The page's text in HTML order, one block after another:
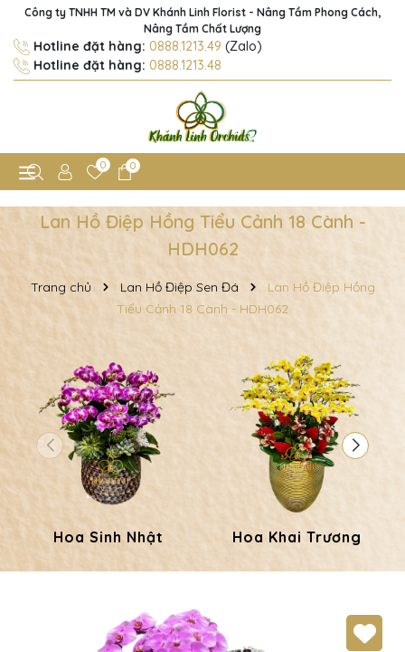
Công ty TNHH TM và DV Khánh Linh Florist - Nâng Tầm Phong Cách,
Nâng Tầm Chất Lượng
Hotline đặt hàng: 0888.1213.49 (Zalo)
Hotline đặt hàng: 0888.1213.48
0 0
Lan Hồ Điệp Hồng Tiểu Cảnh 18 Cành -
HDH062
Trang chủ Lan Hồ Điệp Sen Đá
Lan Hồ Điệp Hồng
Tiểu Cảnh 18 Cành - HDH062
Hoa Sinh Nhật Hoa Khai Trương